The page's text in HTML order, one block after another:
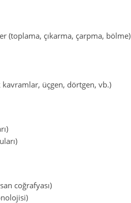
(toplama, çıkarma, çarpma, bölme)
üçgen, dörtgen, vb.)
coğrafyası)